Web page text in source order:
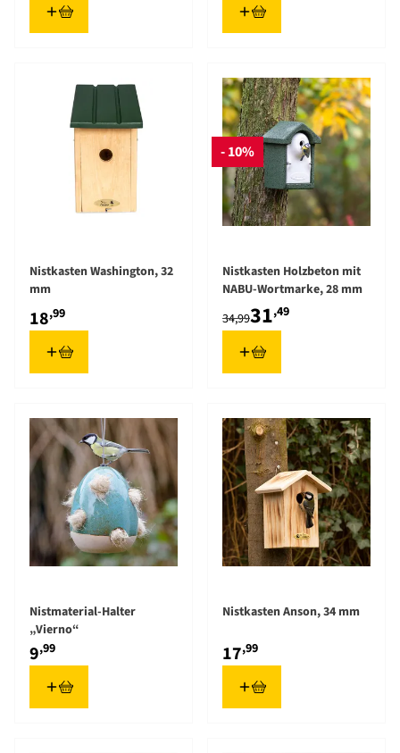
Nistkasten Washington, 32
mm
18,99
- 10%
Nistkasten Holzbeton mit
NABU-Wortmarke, 28 mm
31,49
34,99
Nistmaterial-Halter
„Vierno“
9,99
Nistkasten Anson, 34 mm
17,99